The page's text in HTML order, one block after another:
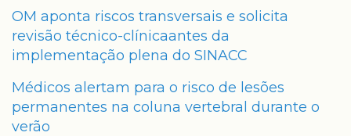
OM aponta riscos transversais e solicita
revisão técnico-clínicaantes da
implementação plena do SINACC
Médicos alertam para o risco de lesões
permanentes na coluna vertebral durante o
verão